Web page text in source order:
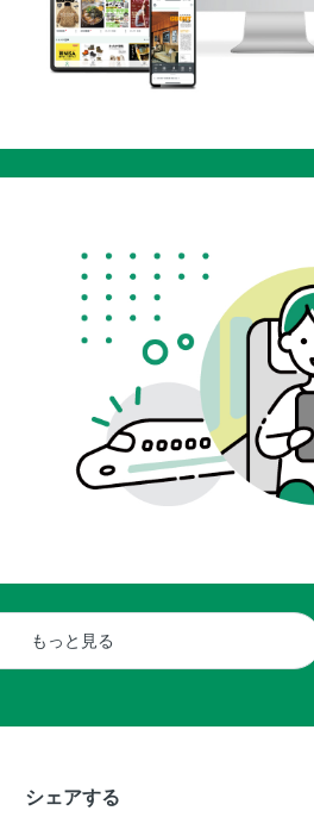
もっと見る
シェアする